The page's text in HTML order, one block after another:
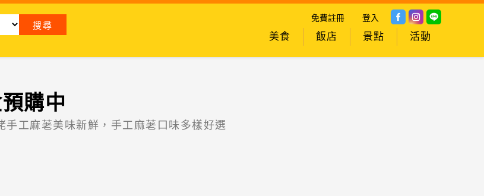
免費註冊 登入
美食 飯店 景點 活動
購中
工麻荖美味新鮮，手工麻荖口味多樣好選